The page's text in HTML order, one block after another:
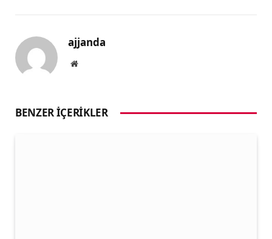
ajjanda
Website
BENZER İÇERIKLER